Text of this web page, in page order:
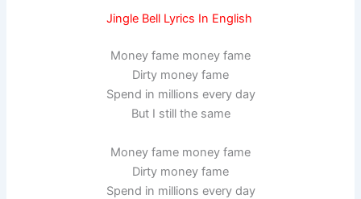
Jingle Bell Lyrics In English
Money fame money fame
Dirty money fame
Spend in millions every day
But I still the same
Money fame money fame
Dirty money fame
Spend in millions every day